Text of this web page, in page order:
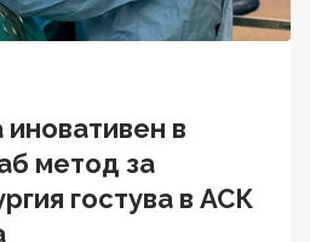
в
метод за
гостува в АСК